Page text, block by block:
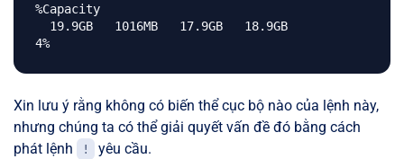
%Capacity
Xin lưu ý rằng không có biến thể cục bộ nào của lệnh này,
nhưng chúng ta có thể giải quyết vấn đề đó bằng cách
phát lệnh
! yêu cầu.